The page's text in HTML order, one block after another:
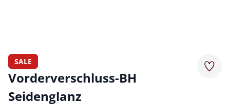
SALE
Vorderverschluss-BH
Seidenglanz